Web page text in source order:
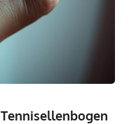
Tennisellenbogen